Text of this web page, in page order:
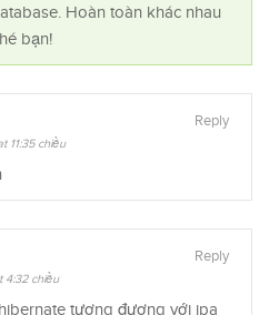
Hoàn toàn khác nhau
bạn!
11:35 chiều
Reply
4:32 chiều
Reply
tương đương với jpa